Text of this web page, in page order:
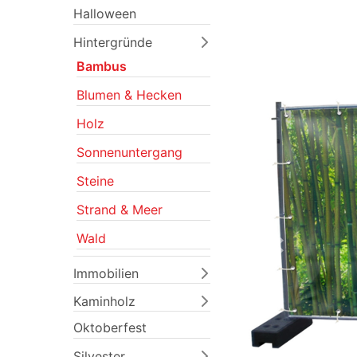
Halloween
Hintergründe
Bambus
Blumen & Hecken
Holz
Sonnenuntergang
Steine
Strand & Meer
Wald
Immobilien
Kaminholz
Oktoberfest
Previous